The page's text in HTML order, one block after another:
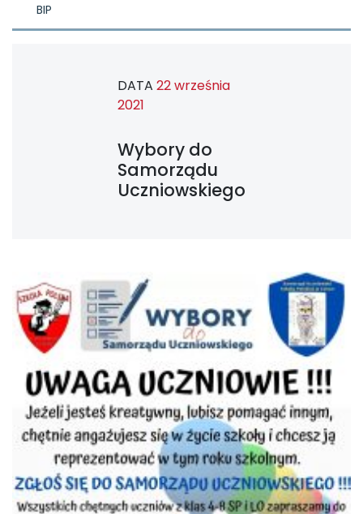
BIP
DATA 22 września
2021
Wybory do
Samorządu
Uczniowskiego